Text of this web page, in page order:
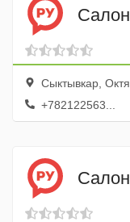
Сыктывкар,
+782122563...